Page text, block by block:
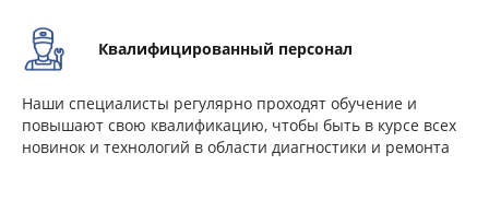
Квалифицированный персонал
Наши специалисты регулярно проходят обучение и
повышают свою квалификацию, чтобы быть в курсе всех
новинок и технологий в области диагностики и ремонта